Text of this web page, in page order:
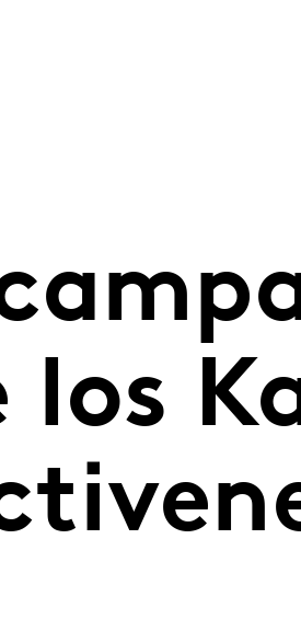
los